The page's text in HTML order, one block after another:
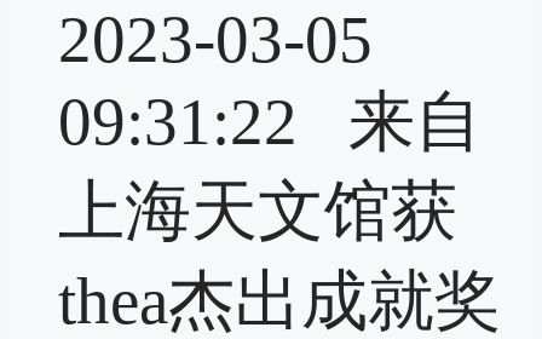
2023-03-05
09:31:22 来自
上海天文馆获
thea杰出成就奖